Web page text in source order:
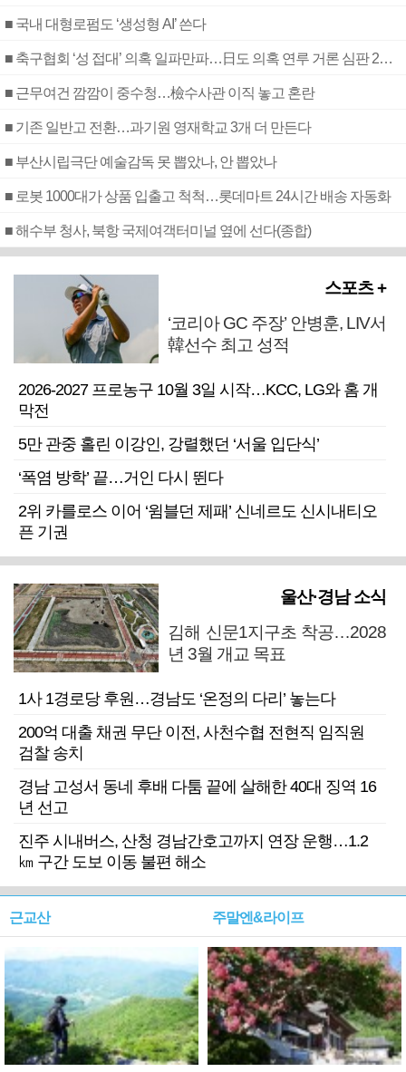
■ 국내 대형로펌도 ‘생성형 AI’ 쓴다
■ 축구협회 ‘성 접대’ 의혹 일파만파…日도 의혹 연루 거론 심판 2명 조사
■ 근무여건 깜깜이 중수청…檢수사관 이직 놓고 혼란
■ 기존 일반고 전환…과기원 영재학교 3개 더 만든다
■ 부산시립극단 예술감독 못 뽑았나, 안 뽑았나
■ 로봇 1000대가 상품 입출고 척척…롯데마트 24시간 배송 자동화
■ 해수부 청사, 북항 국제여객터미널 옆에 선다(종합)
스포츠 +
‘코리아 GC 주장’ 안병훈, LIV서
韓선수 최고 성적
2026-2027 프로농구 10월 3일 시작…KCC, LG와 홈 개
막전
5만 관중 홀린 이강인, 강렬했던 ‘서울 입단식’
‘폭염 방학’ 끝…거인 다시 뛴다
2위 카를로스 이어 ‘윔블던 제패’ 신네르도 신시내티오
픈 기권
울산·경남 소식
김해 신문1지구초 착공…2028
년 3월 개교 목표
1사 1경로당 후원…경남도 ‘온정의 다리’ 놓는다
200억 대출 채권 무단 이전, 사천수협 전현직 임직원
검찰 송치
경남 고성서 동네 후배 다툼 끝에 살해한 40대 징역 16
년 선고
진주 시내버스, 산청 경남간호고까지 연장 운행…1.2
㎞ 구간 도보 이동 불편 해소
근교산 주말엔&라이프